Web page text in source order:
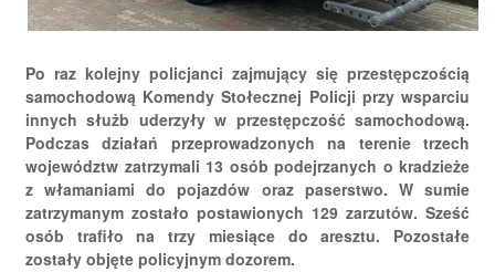
Po raz kolejny policjanci zajmujący się przestępczością
samochodową Komendy Stołecznej Policji przy wsparciu
innych służb uderzyły w przestępczość samochodową.
Podczas działań przeprowadzonych na terenie trzech
województw zatrzymali 13 osób podejrzanych o kradzieże
z włamaniami do pojazdów oraz paserstwo. W sumie
zatrzymanym zostało postawionych 129 zarzutów. Sześć
osób trafiło na trzy miesiące do aresztu. Pozostałe
zostały objęte policyjnym dozorem.